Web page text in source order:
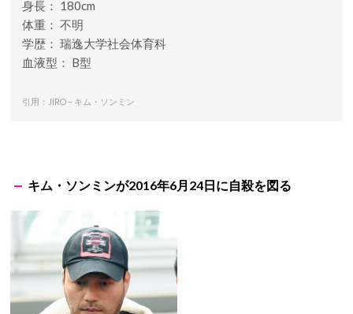
身長： 180cm
体重： 不明
学歴： 瑞逸大学社会体育科
血液型： B型
引用：JIRO – キム・ソンミン
キム・ソンミンが2016年6月24日に自殺を図る